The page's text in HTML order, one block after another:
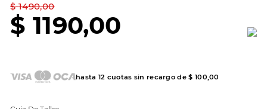
$ 1490,00
$ 1190,00
hasta 12 cuotas sin recargo de$ 100 ,00